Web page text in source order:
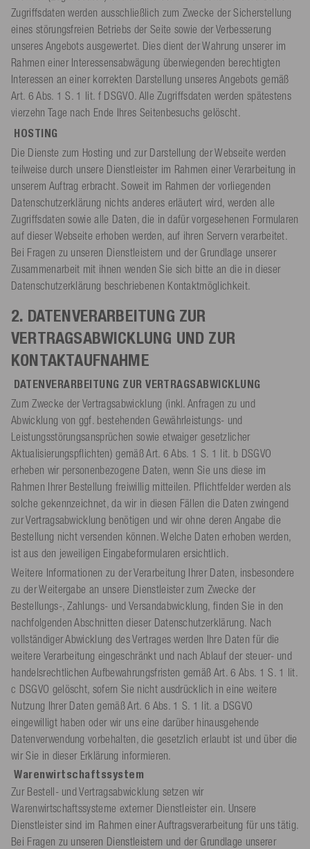
Zugriffsdaten werden ausschließlich zum Zwecke der Sicherstellung
eines störungsfreien Betriebs der Seite sowie der Verbesserung
unseres Angebots ausgewertet. Dies dient der Wahrung unserer im
Rahmen einer Interessensabwägung überwiegenden berechtigten
Interessen an einer korrekten Darstellung unseres Angebots gemäß
Art. 6 Abs. 1 S. 1 lit. f DSGVO. Alle Zugriffsdaten werden spätestens
vierzehn Tage nach Ende Ihres Seitenbesuchs gelöscht.
HOSTING
Die Dienste zum Hosting und zur Darstellung der Webseite werden
teilweise durch unsere Dienstleister im Rahmen einer Verarbeitung in
unserem Auftrag erbracht. Soweit im Rahmen der vorliegenden
Datenschutzerklärung nichts anderes erläutert wird, werden alle
Zugriffsdaten sowie alle Daten, die in dafür vorgesehenen Formularen
auf dieser Webseite erhoben werden, auf ihren Servern verarbeitet.
Bei Fragen zu unseren Dienstleistern und der Grundlage unserer
Zusammenarbeit mit ihnen wenden Sie sich bitte an die in dieser
Datenschutzerklärung beschriebenen Kontaktmöglichkeit.
2. DATENVERARBEITUNG ZUR
VERTRAGSABWICKLUNG UND ZUR
KONTAKTAUFNAHME
DATENVERARBEITUNG ZUR VERTRAGSABWICKLUNG
Zum Zwecke der Vertragsabwicklung (inkl. Anfragen zu und
Abwicklung von ggf. bestehenden Gewährleistungs- und
Leistungsstörungsansprüchen sowie etwaiger gesetzlicher
Aktualisierungspflichten) gemäß Art. 6 Abs. 1 S. 1 lit. b DSGVO
erheben wir personenbezogene Daten, wenn Sie uns diese im
Rahmen Ihrer Bestellung freiwillig mitteilen. Pflichtfelder werden als
solche gekennzeichnet, da wir in diesen Fällen die Daten zwingend
zur Vertragsabwicklung benötigen und wir ohne deren Angabe die
Bestellung nicht versenden können. Welche Daten erhoben werden,
ist aus den jeweiligen Eingabeformularen ersichtlich.
Weitere Informationen zu der Verarbeitung Ihrer Daten, insbesondere
zu der Weitergabe an unsere Dienstleister zum Zwecke der
Bestellungs-, Zahlungs- und Versandabwicklung, finden Sie in den
nachfolgenden Abschnitten dieser Datenschutzerklärung. Nach
vollständiger Abwicklung des Vertrages werden Ihre Daten für die
weitere Verarbeitung eingeschränkt und nach Ablauf der steuer- und
handelsrechtlichen Aufbewahrungsfristen gemäß Art. 6 Abs. 1 S. 1 lit.
c DSGVO gelöscht, sofern Sie nicht ausdrücklich in eine weitere
Nutzung Ihrer Daten gemäß Art. 6 Abs. 1 S. 1 lit. a DSGVO
eingewilligt haben oder wir uns eine darüber hinausgehende
Datenverwendung vorbehalten, die gesetzlich erlaubt ist und über die
wir Sie in dieser Erklärung informieren.
Warenwirtschaftssystem
Zur Bestell- und Vertragsabwicklung setzen wir
Warenwirtschaftssysteme externer Dienstleister ein. Unsere
Dienstleister sind im Rahmen einer Auftragsverarbeitung für uns tätig.
Bei Fragen zu unseren Dienstleistern und der Grundlage unserer